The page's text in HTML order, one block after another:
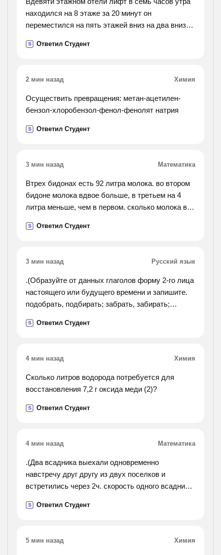
находился на 8 этаже за 20 минут он
переместился на пять этажей вниз на два вниз
вниз на каком этаже лифт ноходится после всех
этажа 2.7 метра?
S Ответил Студент
2 мин назад Химия
Осуществить превращения: метан-ацетилен-
бензол-хлоробензол-фенол-фенолят натрия
S Ответил Студент
3 мин назад Математика
Втрех бидонах есть 92 литра молока. во втором
бидоне молока вдвое больше, в третьем на 4
литра меньше, чем в первом. сколько молока в
S Ответил Студент
3 мин назад Русский язык
.(Образуйте от данных глаголов форму 2-го лица
настоящего или будущего времени и запишите.
подобрать, подбирать; забрать, забирать;
отпирать; натереть, натирать. !).
S Ответил Студент
4 мин назад Химия
Сколько литров водорода потребуется для
восстановления 7,2 г оксида меди (2)?
S Ответил Студент
4 мин назад Математика
.(Два всадника выехали одновременно
навстречу друг другу из двух поселков и
встретились через 2ч. скорость одного всадника
между поселками.).
S Ответил Студент
5 мин назад Химия